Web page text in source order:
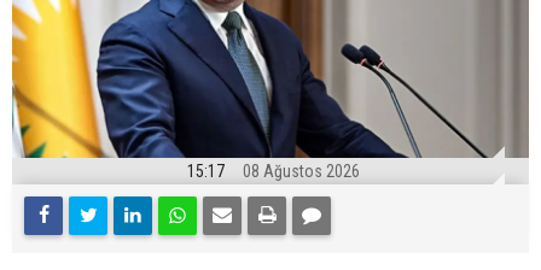
15:17 08 Ağustos 2026